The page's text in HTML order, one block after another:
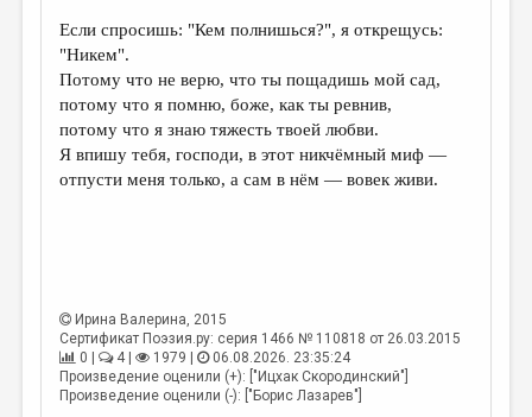
Если спросишь: "Кем полнишься?", я открещусь:
"Никем".
Потому что не верю, что ты пощадишь мой сад,
потому что я помню, боже, как ты ревнив,
потому что я знаю тяжесть твоей любви.
Я впишу тебя, господи, в этот никчёмный миф —
отпусти меня только, а сам в нём — вовек живи.
Ирина Валерина, 2015
Сертификат Поэзия.ру: серия 1466 № 110818 от 26.03.2015
0 |
4 | 1979 |
06.08.2026. 23:35:24
Произведение оценили (+): ["Ицхак Скородинский"]
Произведение оценили (-): ["Борис Лазарев"]